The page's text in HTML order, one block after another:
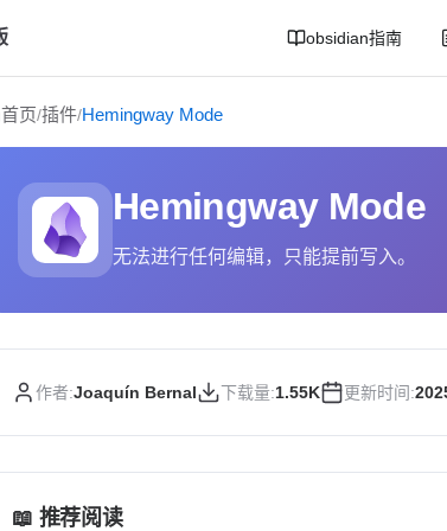
obsidian指南
首页/插件/Hemingway Mode
Hemingway Mode
无法进行任何编辑，只能提前写入。
作者:Joaquín Bernal 下载量:1.55K 更新时间:
📖 推荐阅读